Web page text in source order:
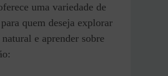
uma variedade de
quem deseja explorar
natural e aprender sobre